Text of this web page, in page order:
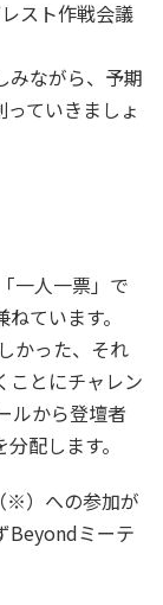
スト作戦会議
みながら、予期
ていきましょ
一人一票」で
ています。
かった、それ
ことにチャレン
ルから登壇者
配します。
※）への参加が
Beyondミーテ